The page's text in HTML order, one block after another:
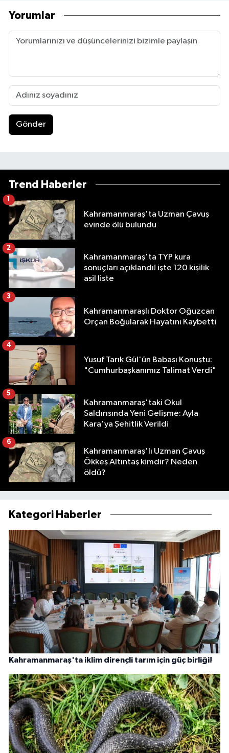
Yorumlar
Gönder
Trend Haberler
Kahramanmaraş'ta Uzman Çavuş
evinde ölü bulundu
1
Kahramanmaraş'ta TYP kura
sonuçları açıklandı! işte 120 kişilik
asil liste
2
Kahramanmaraşlı Doktor Oğuzcan
Orçan Boğularak Hayatını Kaybetti
3
Yusuf Tarık Gül'ün Babası Konuştu:
"Cumhurbaşkanımız Talimat Verdi"
4
Kahramanmaraş'taki Okul
Saldırısında Yeni Gelişme: Ayla
Kara'ya Şehitlik Verildi
5
Kahramanmaraş'lı Uzman Çavuş
Ökkeş Altıntaş kimdir? Neden
öldü?
6
Kategori Haberler
Kahramanmaraş'ta iklim dirençli tarım için güç birliği!